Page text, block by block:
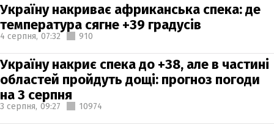
Україну накриває африканська спека: де
температура сягне +39 градусів
4 серпня, 07:32 910
Україну накриє спека до +38, але в частині
областей пройдуть дощі: прогноз погоди
на 3 серпня
3 серпня, 09:27 10974